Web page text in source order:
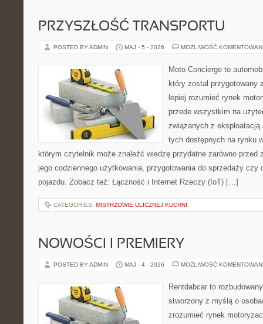
PRZYSZŁOŚĆ TRANSPORTU
POSTED BY ADMIN MAJ - 5 - 2026 MOŻLIWOŚĆ
Moto Concierge to
który został
lepiej rozumieć rynek
przede wszystkim na
związanych z eksploatacją
tych dostępnych na rynku
którym czytelnik może znaleźć wiedzę przydatne zarówno przed
jego codziennego użytkowania, przygotowania do sprzedaży czy
pojazdu. Zobacz też: Łączność i Internet Rzeczy (IoT) […]
CATEGORIES: MISTRZOWIE ULICZNEJ KUCHNI
NOWOŚCI I PREMIERY
POSTED BY ADMIN MAJ - 4 - 2026 MOŻLIWOŚĆ
Rentdabcar to
stworzony z myślą o
zrozumieć rynek